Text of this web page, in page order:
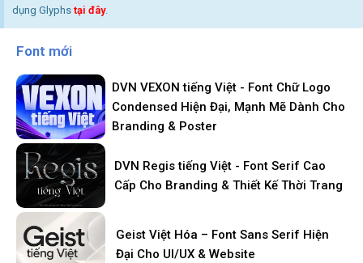
dụng Glyphs tại đây.
Font mới
DVN VEXON tiếng Việt - Font Chữ Logo
Condensed Hiện Đại, Mạnh Mẽ Dành Cho
Branding & Poster
DVN Regis tiếng Việt - Font Serif Cao
Cấp Cho Branding & Thiết Kế Thời Trang
Geist Việt Hóa – Font Sans Serif Hiện
Đại Cho UI/UX & Website